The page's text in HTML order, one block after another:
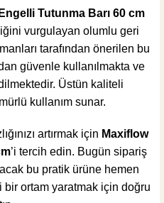
Tutunma Barı 60 cm
vurgulayan olumlu geri
tarafından önerilen bu
güvenle kullanılmakta ve
Üstün kaliteli
kullanım sunar.
artırmak için Maxiflow
’i tercih edin. Bugün sipariş
bu pratik ürüne hemen
ortam yaratmak için doğru